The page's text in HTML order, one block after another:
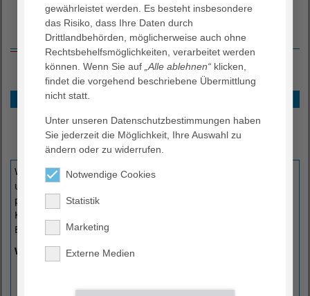
Der Weg zu Ihrer medizinischen Behandlung
Behandlungsvereinbarung
Behandlungskosten
FAQ - Häufig gestellte Fragen
Wenn Sie Interesse an einer medizinischen Behandlung in
unserer Klinik haben, stellen Sie gern eine Anfrage. Wir
prüfen dann umgehend, ob die Behandlung in unserer
Klinik möglich ist und kontaktieren Sie dann. Dieser
Bewertungsprozess ist kostenlos.
Wir benötigen dafür folgende Informationen:
den Grund für Ihre Anfrage
gewährleistet werden. Es besteht insbesondere
das Risiko, dass Ihre Daten durch
Drittlandbehörden, möglicherweise auch ohne
Rechtsbehelfsmöglichkeiten, verarbeitet werden
können. Wenn Sie auf „Alle ablehnen“ klicken,
findet die vorgehend beschriebene Übermittlung
nicht statt.
Unter unseren Datenschutzbestimmungen haben
Sie jederzeit die Möglichkeit, Ihre Auswahl zu
ändern oder zu widerrufen.
Notwendige Cookies
Statistik
Marketing
Externe Medien